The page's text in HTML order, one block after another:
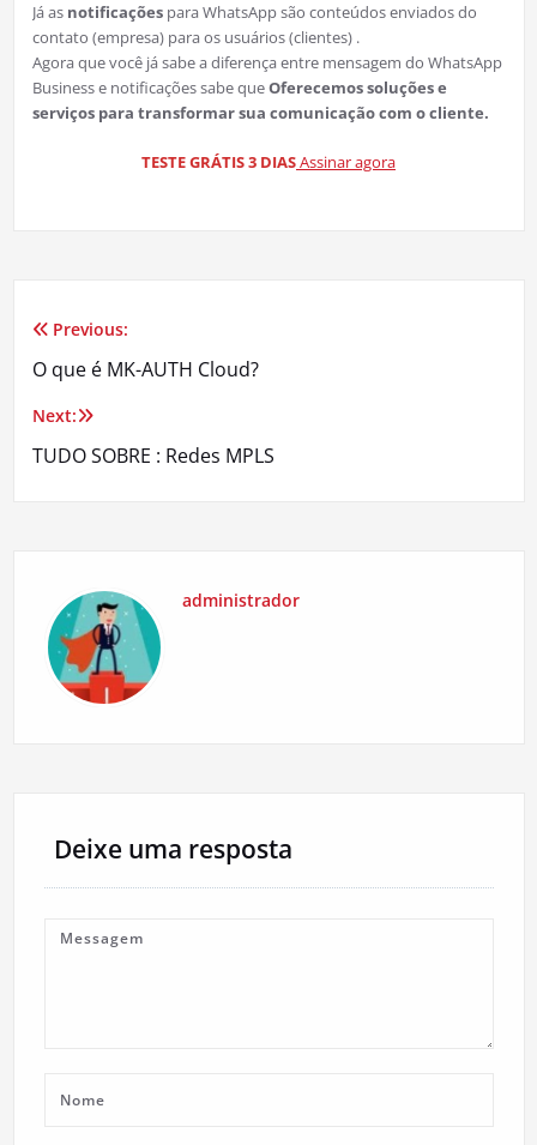
Já as notificaçõespara WhatsApp são conteúdos enviados do
contato (empresa) para os usuários (clientes) .
Agora que você já sabe a diferença entre mensagem do WhatsApp
Business e notificações sabe queOferecemos soluções e
serviços para transformar sua comunicação com o cliente.
TESTE GRÁTIS 3 DIASAssinar agora
Navegação
de
Post
Previous:
O que é MK-AUTH Cloud?
Next:
TUDO SOBRE : Redes MPLS
administrador
Deixe uma resposta